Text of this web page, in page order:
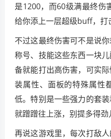
是1200，而60级满最终伤
给你添上一层超级buff，打
不过这最终伤害可不是说
称号、技能这些东西一块
备就能打出高伤害，可实
装属性、面板的特殊属性
低。特别是一些强力的套
就蹭蹭往上涨，别提多得劲
再说这游戏里，每次打敌